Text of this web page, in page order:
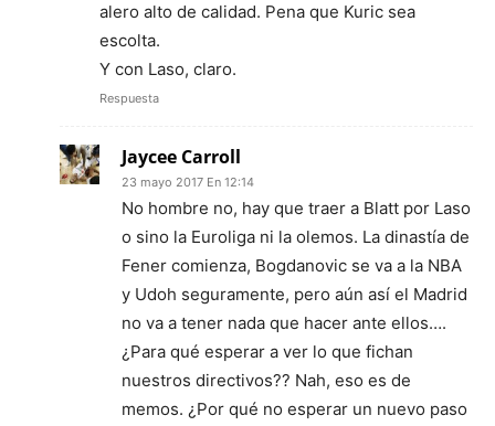
alero alto de calidad. Pena que Kuric sea
escolta.
Y con Laso, claro.
Respuesta
Jaycee Carroll
23 mayo 2017 En 12:14
No hombre no, hay que traer a Blatt por Laso
o sino la Euroliga ni la olemos. La dinastía de
Fener comienza, Bogdanovic se va a la NBA
y Udoh seguramente, pero aún así el Madrid
no va a tener nada que hacer ante ellos….
¿Para qué esperar a ver lo que fichan
nuestros directivos?? Nah, eso es de
memos. ¿Por qué no esperar un nuevo paso